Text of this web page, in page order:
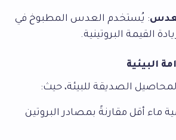
: يُستخدم العدس المطبوخ في
القيمة البروتينية.
البيئية
الصديقة للبيئة، حيث:
ماء أقل مقارنةً بمصادر البروتين